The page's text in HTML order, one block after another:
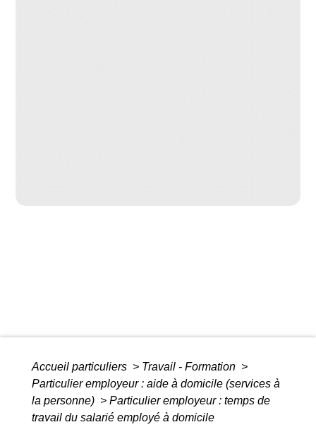
Accueil particuliers > Travail - Formation >
Particulier employeur : aide à domicile (services à
la personne) > Particulier employeur : temps de
travail du salarié employé à domicile